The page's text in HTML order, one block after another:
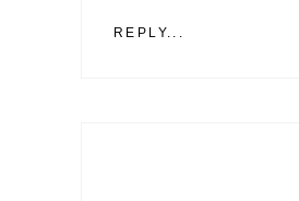
REPLY...